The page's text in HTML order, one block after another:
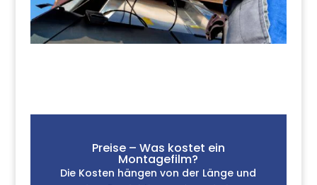
Preise – Was kostet ein
Montagefilm?
Die Kosten hängen von der Länge und